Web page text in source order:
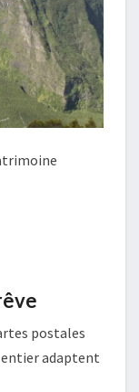
postales
entier adaptent